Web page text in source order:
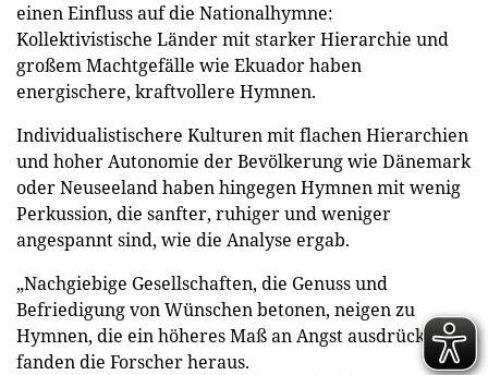
einen Einfluss auf die Nationalhymne:
Kollektivistische Länder mit starker Hierarchie und
großem Machtgefälle wie Ekuador haben
energischere, kraftvollere Hymnen.
Individualistischere Kulturen mit flachen Hierarchien
und hoher Autonomie der Bevölkerung wie Dänemark
oder Neuseeland haben hingegen Hymnen mit wenig
Perkussion, die sanfter, ruhiger und weniger
angespannt sind, wie die Analyse ergab.
„Nachgiebige Gesellschaften, die Genuss und
Befriedigung von Wünschen betonen, neigen zu
Hymnen, die ein höheres Maß an Angst ausdrücken“,
fanden die Forscher heraus.